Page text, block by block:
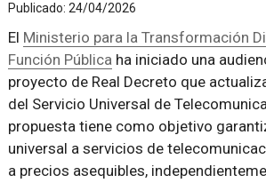
Publicado: 24/04/2026
El Ministerio para la Transformación
Función Públicaha iniciado una
proyecto de Real Decreto que
del Servicio Universal de
propuesta tiene como objetivo
universal a servicios de
a precios asequibles,